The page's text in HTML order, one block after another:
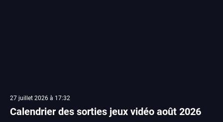
27 juillet 2026 à 17:32
Calendrier des sorties jeux vidéo août 2026